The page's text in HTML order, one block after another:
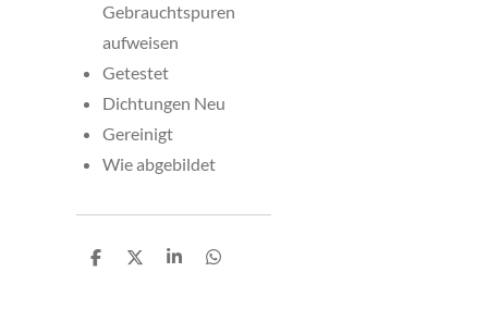
Gebrauchtspuren
aufweisen
Getestet
Dichtungen Neu
Gereinigt
Wie abgebildet
T
T
T
T